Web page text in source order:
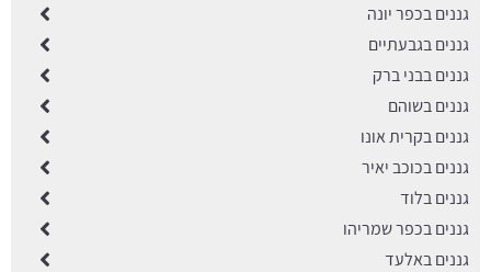
גננים בכפר יונה
גננים בגבעתיים
גננים בבני ברק
גננים בשוהם
גננים בקרית אונו
גננים בכוכב יאיר
גננים בלוד
גננים בכפר שמריהו
גננים באלעד